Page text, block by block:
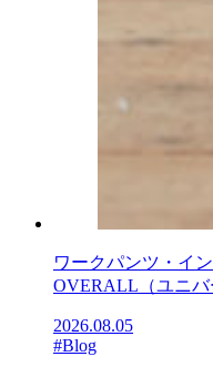
ワークパンツ・イ
OVERALL（ユニバ
2026.08.05
#Blog